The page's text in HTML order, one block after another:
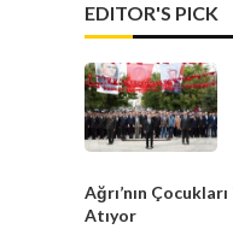
EDITOR'S PICK
Ağrı’nın
Atıyor